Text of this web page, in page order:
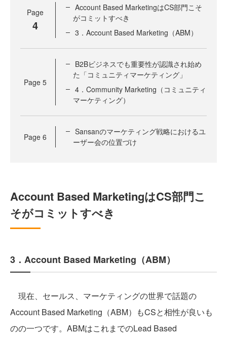
Page
4
Account Based MarketingはCS部門こそ
がコミットすべき
3．Account Based Marketing（ABM）
Page 5
B2Bビジネスでも重要性が認識され始め
た「コミュニティマーケティング」
4．Community Marketing（コミュニティ
マーケティング）
Page 6
Sansanのマーケティング戦略におけるユ
ーザー会の位置づけ
Account Based MarketingはCS部門こ
そがコミットすべき
3．Account Based Marketing（ABM）
現在、セールス、マーケティングの世界で話題の
Account Based Marketing（ABM）もCSと相性が良いも
のの一つです。ABMはこれまでのLead Based